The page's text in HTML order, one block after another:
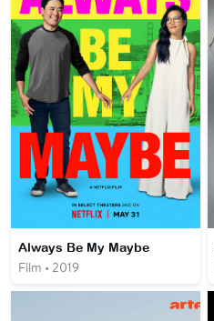
Always Be My Maybe
Film • 2019